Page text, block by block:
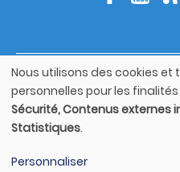
©
Footer
bottom
Utilisation
des
données
personnelles
et
Nous utilisons des cookies
personnelles pour les
Sécurité, Contenus externes
Statistiques.
Personnaliser